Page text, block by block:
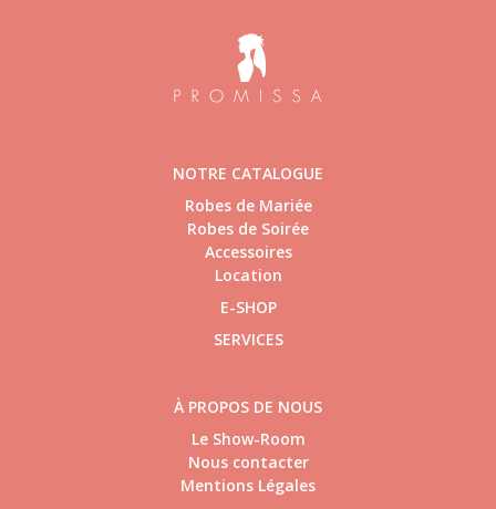
NOTRE CATALOGUE
Robes de Mariée
Robes de Soirée
Accessoires
Location
E-SHOP
SERVICES
À PROPOS DE NOUS
Le Show-Room
Nous contacter
Mentions Légales